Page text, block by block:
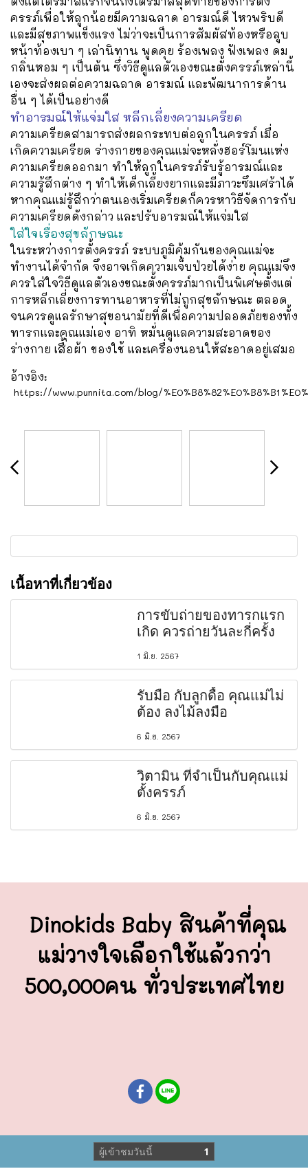
ครรภ์เพื่อให้ลูกน้อยมีความฉลาด อารมณ์ดี ไหวพริบดี
และมีสุขภาพแข็งแรง ไม่ว่าจะเป็นการสัมผัสท้องหรือลูบ
หน้าท้องเบา ๆ เล่านิทาน พูดคุย ร้องเพลง ฟังเพลง ดม
กลิ่นหอม ๆ เป็นต้น ซึ่งวิธีดูแลตัวเองขณะตั้งครรภ์เหล่านี้
เองจะส่งผลต่อความฉลาด อารมณ์ และพัฒนาการด้าน
อื่น ๆ ได้เป็นอย่างดี
ทำอารมณ์ให้แจ่มใส หลีกเลี่ยงความเครียด
ความเครียดสามารถส่งผลกระทบต่อลูกในครรภ์ เมื่อ
เกิดความเครียด ร่างกายของคุณแม่จะหลั่งฮอร์โมนแห่ง
ความเครียดออกมา ทำให้ลูกในครรภ์รับรู้อารมณ์และ
ความรู้สึกต่าง ๆ ทำให้เด็กเลี้ยงยากและมีภาวะซึมเศร้าได้
หากคุณแม่รู้สึกว่าตนเองเริ่มเครียดก็ควรหาวิธีจัดการกับ
ความเครียดดังกล่าว และปรับอารมณ์ให้แจ่มใส
ใส่ใจเรื่องสุขลักษณะ
ในระหว่างการตั้งครรภ์ ระบบภูมิคุ้มกันของคุณแม่จะ
ทำงานได้จำกัด จึงอาจเกิดความเจ็บป่วยได้ง่าย คุณแม่จึง
ควรใส่ใจวิธีดูแลตัวเองขณะตั้งครรภ์มากเป็นพิเศษตั้งแต่
การหลีกเลี่ยงการทานอาหารที่ไม่ถูกสุขลักษณะ ตลอด
จนควรดูแลรักษาสุขอนามัยที่ดีเพื่อความปลอดภัยของทั้ง
ทารกและคุณแม่เอง อาทิ หมั่นดูแลความสะอาดของ
ร่างกาย เสื้อผ้า ของใช้ และเครื่องนอนให้สะอาดอยู่เสมอ
อ้างอิง:
https://www.punnita.com/blog/
เนื้อหาที่เกี่ยวข้อง
การขับถ่ายของทารกแรก
เกิด ควรถ่ายวันละกี่ครั้ง
1 มิ.ย. 2567
รับมือ กับลูกดื้อ คุณแม่ไม่
ต้อง ลงไม้ลงมือ
6 มิ.ย. 2567
วิตามิน ที่จำเป็นกับคุณแม่
ตั้งครรภ์
6 มิ.ย. 2567
Dinokids Baby สินค้าที่คุณ
แม่วางใจเลือกใช้แล้วกว่า
500,000คน ทั่วประเทศไทย
ผู้เข้าชมวันนี้ 1